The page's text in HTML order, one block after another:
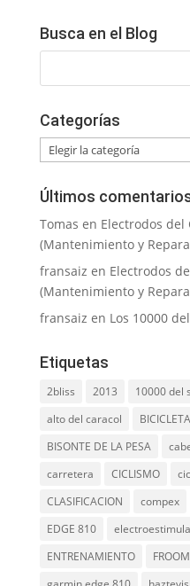
Busca en el Blog
Categorías
Categorías
Últimos
Tomas en Electrodos del
(Mantenimiento y
fransaiz en Electrodos
(Mantenimiento y
fransaiz en Los 10000
Etiquetas
2bliss 2013 10000 del
alto del caracol
BICICLETA
BISONTE DE LA PESA
carretera
CICLISMO
CLASIFICACION
compex
EDGE 810
ENTRENAMIENTO